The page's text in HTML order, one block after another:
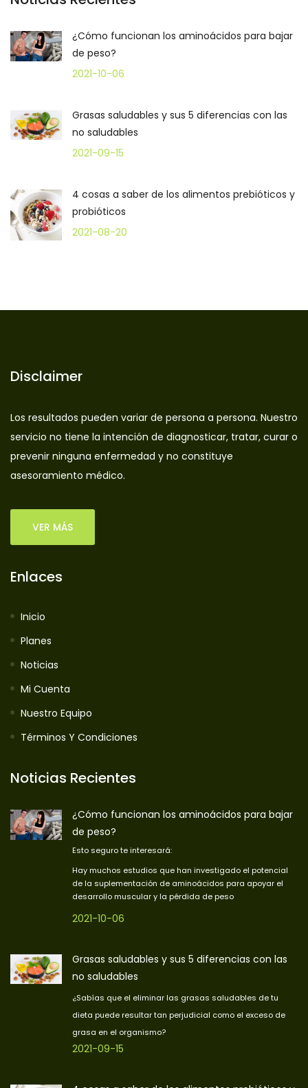
¿Cómo funcionan los aminoácidos para bajar
de peso?
2021-10-06
Grasas saludables y sus 5 diferencias con las
no saludables
2021-09-15
4 cosas a saber de los alimentos prebióticos y
probióticos
2021-08-20
Disclaimer
Los resultados pueden variar de persona a persona. Nuestro
servicio no tiene la intención de diagnosticar, tratar, curar o
prevenir ninguna enfermedad y no constituye
asesoramiento médico.
VER MÁS
Enlaces
Inicio
Planes
Noticias
Mi Cuenta
Nuestro Equipo
Términos Y Condiciones
Noticias Recientes
¿Cómo funcionan los aminoácidos para bajar
de peso?
Esto seguro te interesará:
Hay muchos estudios que han investigado el potencial
de la suplementación de aminoácidos para apoyar el
desarrollo muscular y la pérdida de peso
2021-10-06
Grasas saludables y sus 5 diferencias con las
no saludables
¿Sabías que el eliminar las grasas saludables de tu
dieta puede resultar tan perjudicial como el exceso de
grasa en el organismo?
2021-09-15